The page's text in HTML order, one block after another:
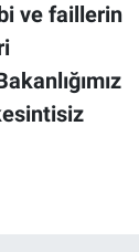
ve faillerin